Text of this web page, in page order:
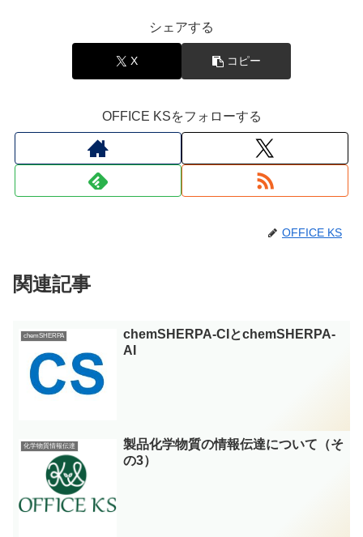
シェアする
X コピー
OFFICE KSをフォローする
OFFICE KS
関連記事
chemSHERPA
chemSHERPA-CIとchemSHERPA-
AI
化学物質情報伝達
製品化学物質の情報伝達について（そ
の3）